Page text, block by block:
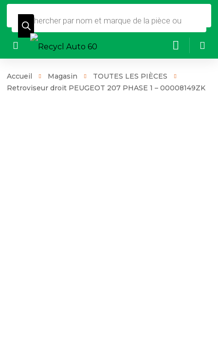
Recherche
de
produits
Accueil Magasin
TOUTES LES PIÈCES
Retroviseur droit PEUGEOT 207 PHASE 1 – 00008149ZK